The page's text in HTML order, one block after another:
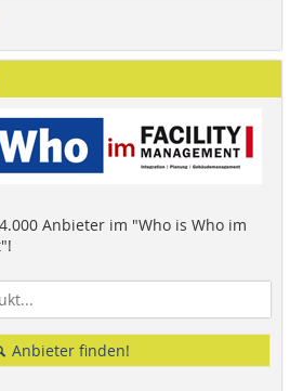
Anbieter im "Who is Who im
Anbieter finden!